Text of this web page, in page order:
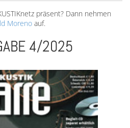
präsent? Dann nehmen
Moreno auf.
4/2025